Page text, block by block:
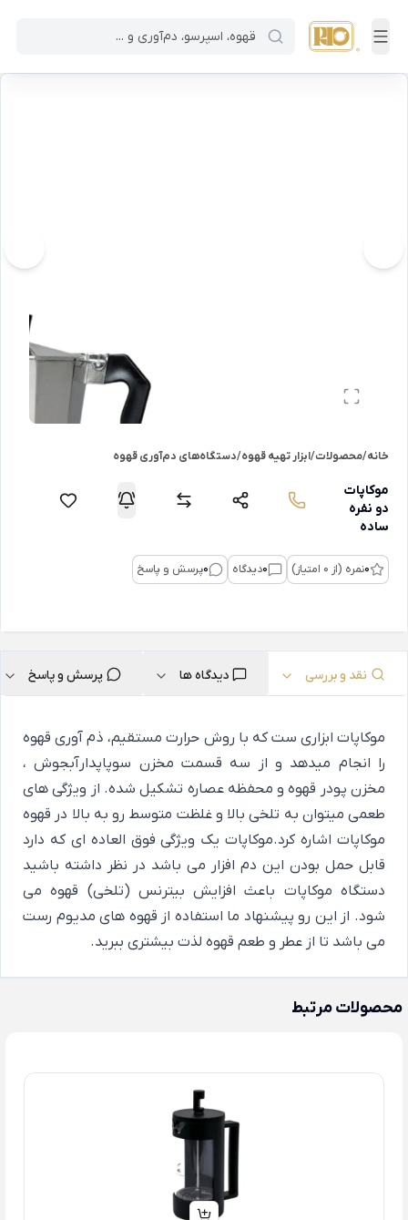
خانه/محصولات/ابزار تهیه قهوه/دستگاه‌های دم‌آوری قهوه
موکاپات
دو نفره
ساده
0نمره (از 0 امتیاز) 0دیدگاه 0پرسش و پاسخ
نقد و بررسی دیدگاه ها پرسش و پاسخ
موکاپات ابزاری ست که با روش حرارت مستقیم، ذم آوری قهوه
را انجام میدهد و از سه قسمت مخزن سوپاپدارآبجوش ،
مخزن پودر قهوه و محفظه عصاره تشکیل شده. از ویژگی های
طعمی میتوان به تلخی بالا و غلظت متوسط رو به بالا در قهوه
موکاپات اشاره کرد.موکاپات یک ویژگی فوق العاده ای که دارد
قابل حمل بودن این دم افزار می باشد در نظر داشته باشید
دستگاه موکاپات باعث افزایش بیترنس (تلخی) قهوه می
شود. از این رو پیشنهاد ما استفاده از قهوه های مدیوم رست
می باشد تا از عطر و طعم قهوه لذت بیشتری ببرید.
محصولات مرتبط